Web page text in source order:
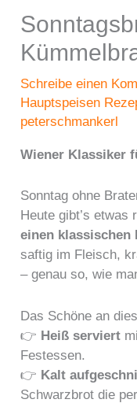
Schreibe einen
Hauptspeisen
peterschmankerl
Wiener Klassiker
Sonntag ohne
Heute gibt’s
einen klassischen
saftig im Fleisch,
– genau so, wie
Das Schöne an
👉 Heiß serviert
Festessen.
👉 Kalt
Schwarzbrot die